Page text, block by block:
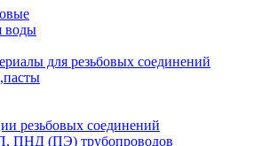
воды
для резьбовых соединений
резьбовых соединений
ПНД (ПЭ) трубопроводов